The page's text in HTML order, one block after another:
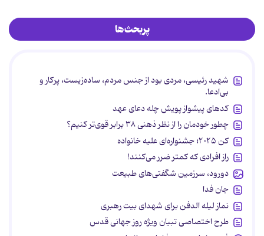
پربحث‌ها
شهید رئیسی، مردی بود از جنس مردم، ساده‌زیست، پرکار و
بی‌ادعا.
کدهای پیشواز پویش چله دعای عهد
چطور خودمان را از نظر ذهنی ۳۸ برابر قوی‌تر کنیم؟
کن ۲۰۲۵؛ جشنواره‌ای علیه خانواده
راز افرادی که کمتر ضرر می‌کنند!
دورود، سرزمین شگفتی‌های طبیعت
جان فدا
نماز لیله الدفن برای شهدای بیت رهبری
طرح اختصاصی تبیان ویژه روز جهانی قدس